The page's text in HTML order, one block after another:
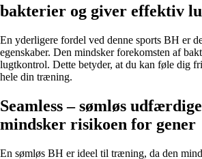
bakterier og giver effektiv
En yderligere fordel ved denne sports BH er
egenskaber. Den mindsker forekomsten af
lugtkontrol. Dette betyder, at du kan føle dig
hele din træning.
Seamless – sømløs
mindsker risikoen for gener
En sømløs BH er ideel til træning, da den